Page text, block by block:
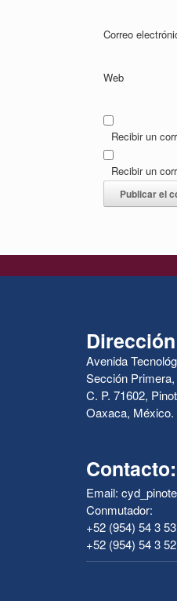
Correo
Web
Recibir un
Recibir un
Avenida
Sección
C. P. 71602,
Oaxaca, México.
Contacto:
Email:
Conmutador:
+52 (954) 54 3
+52 (954) 54 3